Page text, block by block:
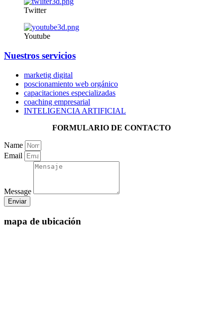
Twitter
Youtube
Nuestros servicios
marketig digital
poscionamiento web orgánico
capacitaciones especializadas
coaching empresarial
INTELIGENCIA ARTIFICIAL
FORMULARIO DE CONTACTO
Name
Email
Message
Enviar
mapa de ubicación